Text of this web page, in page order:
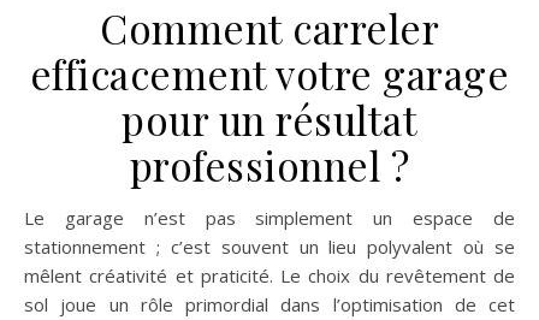
Comment carreler
efficacement votre garage
pour un résultat
professionnel ?
Le garage n’est pas simplement un espace de
stationnement ; c’est souvent un lieu polyvalent où se
mêlent créativité et praticité. Le choix du revêtement de
sol joue un rôle primordial dans l’optimisation de cet